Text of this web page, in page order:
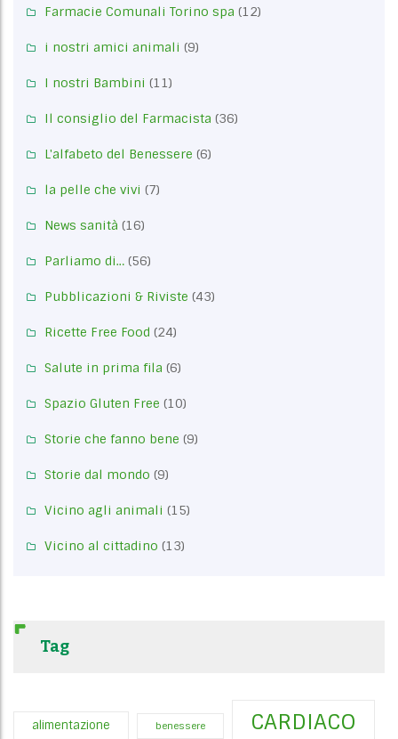
Farmacie Comunali Torino spa (12)
i nostri amici animali (9)
I nostri Bambini (11)
Il consiglio del Farmacista (36)
L'alfabeto del Benessere (6)
la pelle che vivi (7)
News sanità (16)
Parliamo di… (56)
Pubblicazioni & Riviste (43)
Ricette Free Food (24)
Salute in prima fila (6)
Spazio Gluten Free (10)
Storie che fanno bene (9)
Storie dal mondo (9)
Vicino agli animali (15)
Vicino al cittadino (13)
Tag
alimentazione benessere CARDIACO